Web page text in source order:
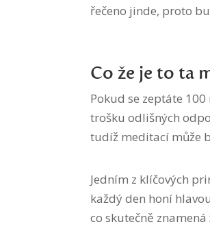
řečeno jinde, proto
Co že je to ta
Pokud se zeptáte
trošku odlišných
tudíž meditací může
Jedním z klíčových
každý den honí
co skutečně znamená